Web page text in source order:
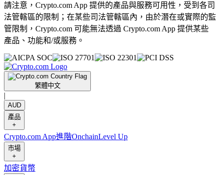
請注意，Crypto.com App 提供的產品與服務可用性，受到各司
法管轄區的限制；在某些司法管轄區內，由於潛在或實際的監
管限制，Crypto.com 可能無法透過 Crypto.com App 提供某些
產品、功能和/或服務。
繁體中文
|
AUD
產品
+
Crypto.com App進階OnchainLevel Up
市場
+
加密貨幣